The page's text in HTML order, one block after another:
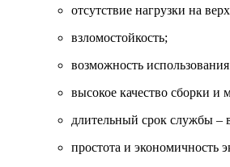
отсутствие нагрузки на
взломостойкость;
возможность
высокое качество сборки и
длительный срок службы –
простота и экономичность